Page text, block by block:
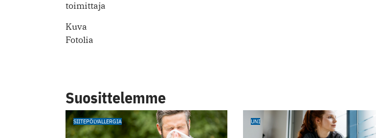
toimittaja
Kuva
Fotolia
Suosittelemme
SIITEPÖLYALLERGIA UNI